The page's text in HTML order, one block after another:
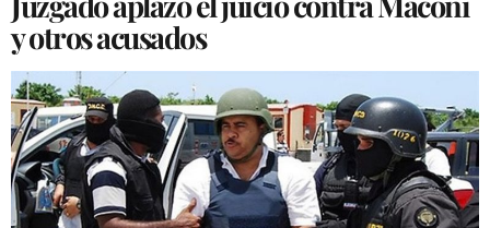
y otros acusados